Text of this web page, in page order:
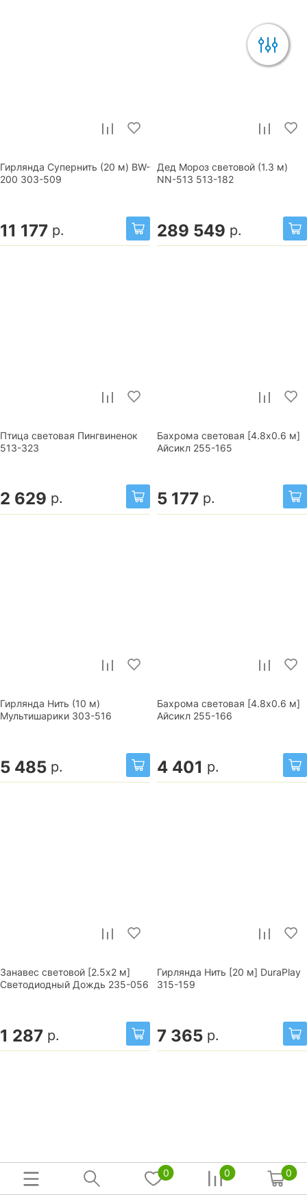
Гирлянда Супернить (20 м) BW-
200 303-509
11 177 р.
Дед Мороз световой (1.3 м)
NN-513 513-182
289 549 р.
Птица световая Пингвиненок
513-323
2 629 р.
Бахрома световая [4.8х0.6 м]
Айсикл 255-165
5 177 р.
Гирлянда Нить (10 м)
Мультишарики 303-516
5 485 р.
Бахрома световая [4.8х0.6 м]
Айсикл 255-166
4 401 р.
Занавес световой [2.5x2 м]
Светодиодный Дождь 235-056
1 287 р.
Гирлянда Нить [20 м] DuraPlay
315-159
7 365 р.
0 0 0